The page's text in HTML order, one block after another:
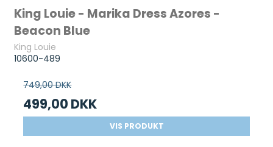
King Louie - Marika Dress Azores -
Beacon Blue
King Louie
10600-489
749,00 DKK
499,00 DKK
VIS PRODUKT